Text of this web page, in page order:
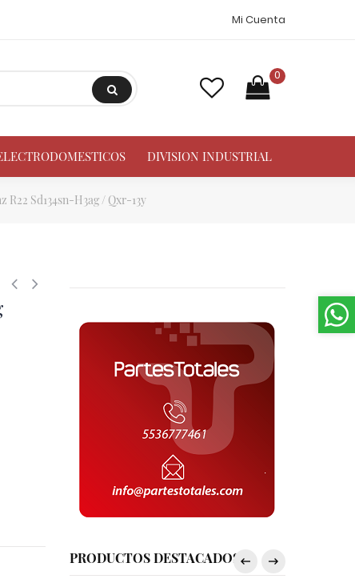
Mi Cuenta
0
DIVISION INDUSTRIAL
Sd134sn-H3ag / Qxr-13y
PRODUCTOS DESTACADOS